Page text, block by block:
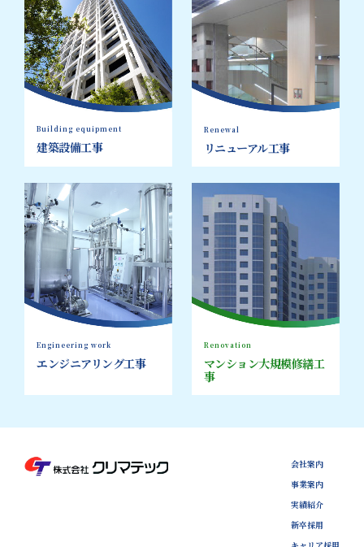
Building equipment
建築設備工事
Renewal
リニューアル工事
Engineering work
エンジニアリング工事
Renovation
マンション大規模修繕工
事
会社案内
事業案内
実績紹介
新卒採用